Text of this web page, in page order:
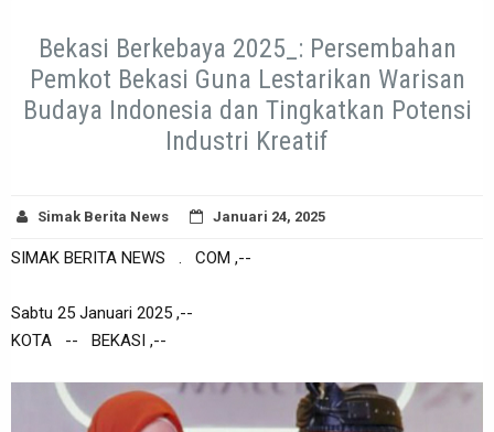
Bekasi Berkebaya 2025_: Persembahan
Pemkot Bekasi Guna Lestarikan Warisan
Budaya Indonesia dan Tingkatkan Potensi
Industri Kreatif
Simak Berita News Januari 24, 2025
SIMAK BERITA NEWS . COM ,--
Sabtu 25 Januari 2025 ,--
KOTA -- BEKASI ,--